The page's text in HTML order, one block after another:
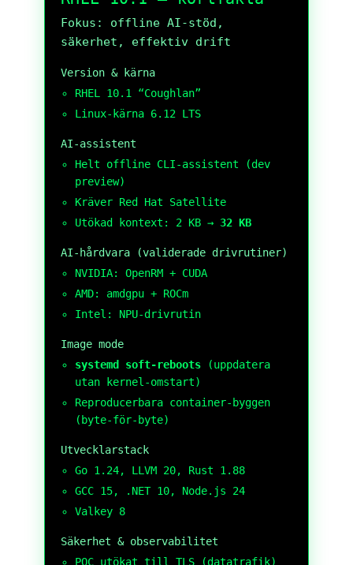
Fokus: offline AI-stöd,
säkerhet, effektiv drift
Version & kärna
RHEL 10.1 “Coughlan”
Linux-kärna 6.12 LTS
AI-assistent
Helt offline CLI-assistent (dev
preview)
Kräver Red Hat Satellite
Utökad kontext: 2 KB → 32 KB
AI-hårdvara (validerade drivrutiner)
NVIDIA: OpenRM + CUDA
AMD: amdgpu + ROCm
Intel: NPU-drivrutin
Image mode
systemd soft-reboots(uppdatera
utan kernel-omstart)
Reproducerbara container-byggen
(byte-för-byte)
Utvecklarstack
Go 1.24, LLVM 20, Rust 1.88
GCC 15, .NET 10, Node.js 24
Valkey 8
Säkerhet & observabilitet
PQC utökat till TLS (datatrafik)